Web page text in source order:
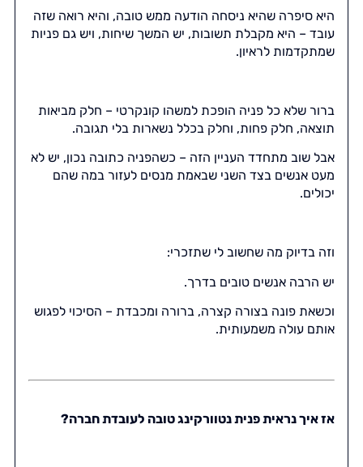
היא סיפרה שהיא ניסחה הודעה ממש טובה, והיא רואה שזה
עובד – היא מקבלת תשובות, יש המשך שיחות, ויש גם פניות
שמתקדמות לראיון.
ברור שלא כל פניה הופכת למשהו קונקרטי – חלק מביאות
תוצאה, חלק פחות, וחלק בכלל נשארות בלי תגובה.
אבל שוב מתחדד העניין הזה – כשהפניה כתובה נכון, יש לא
מעט אנשים בצד השני שבאמת מנסים לעזור במה שהם
יכולים.
וזה בדיוק מה שחשוב לי שתזכרי:
יש הרבה אנשים טובים בדרך.
וכשאת פונה בצורה קצרה, ברורה ומכבדת – הסיכוי לפגוש
אותם עולה משמעותית.
אז איך נראית פנית נטוורקינג טובה לעובדת חברה?